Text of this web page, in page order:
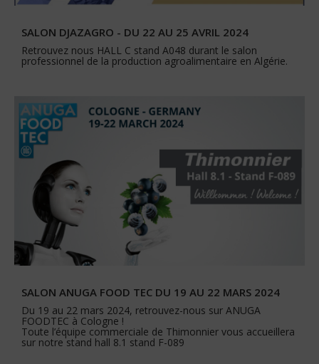
SALON DJAZAGRO - DU 22 AU 25 AVRIL 2024
Retrouvez nous HALL C stand A048 durant le salon
professionnel de la production agroalimentaire en Algérie.
SALON ANUGA FOOD TEC DU 19 AU 22 MARS 2024
Du 19 au 22 mars 2024, retrouvez-nous sur ANUGA
FOODTEC à Cologne !
Toute l’équipe commerciale de Thimonnier vous accueillera
sur notre stand hall 8.1 stand F-089